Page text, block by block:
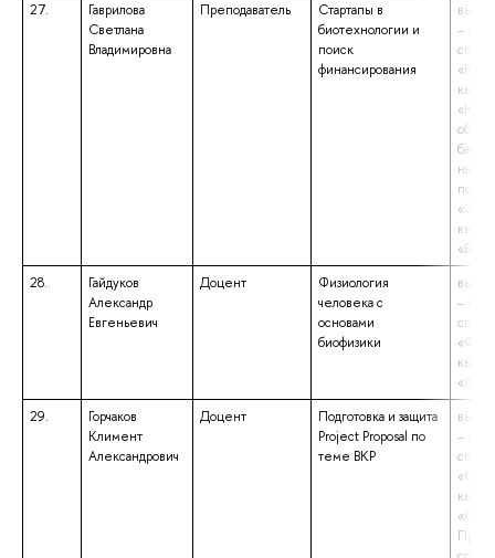
27.
Гаврилова
Светлана
Владимировна
Преподаватель
Стартапы в
биотехнологии и
поиск
финансирования
–
28.
Гайдуков
Александр
Евгеньевич
Доцент
Физиология
человека с
основами
биофизики
–
29.
Горчаков
Климент
Александрович
Доцент
Подготовка и защита
Project Proposal по
теме ВКР
–